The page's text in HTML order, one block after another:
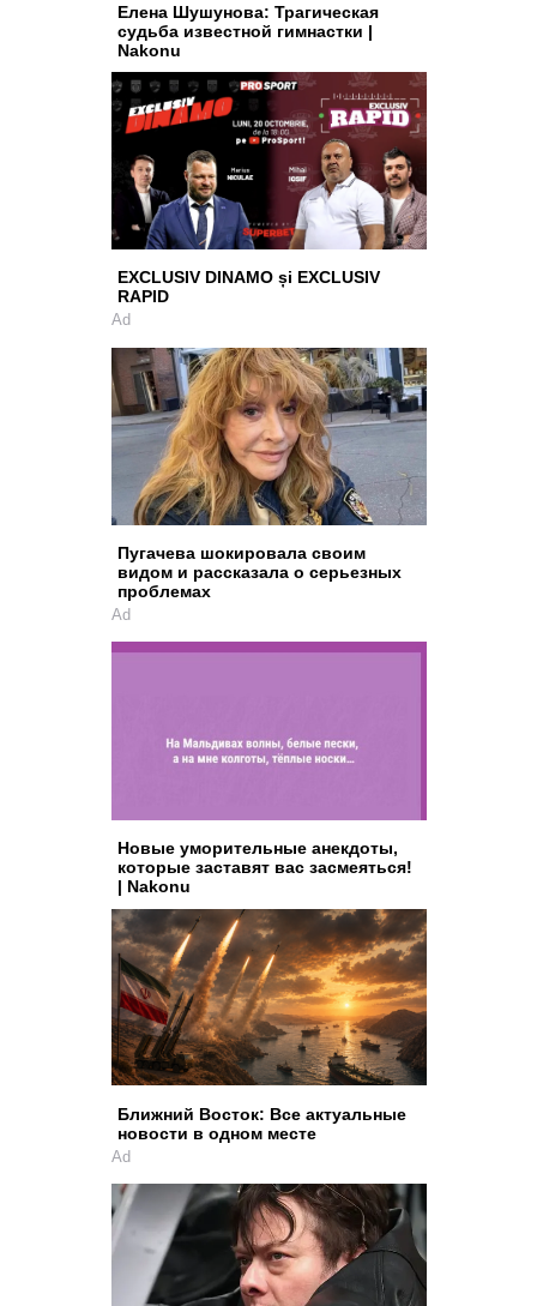
Елена Шушунова: Трагическая
судьба известной гимнастки |
Nakonu
EXCLUSIV DINAMO și EXCLUSIV
RAPID
Ad
Пугачева шокировала своим
видом и рассказала о серьезных
проблемах
Ad
Новые уморительные анекдоты,
которые заставят вас засмеяться!
| Nakonu
Ближний Восток: Все актуальные
новости в одном месте
Ad